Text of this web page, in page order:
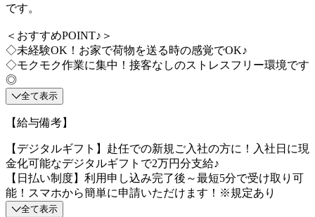
です。
＜おすすめPOINT♪＞
◇未経験OK！お家で荷物を送る時の感覚でOK♪
◇モクモク作業に集中！接客なしのストレスフリー環境です
◎
全て表示
【給与備考】
【デジタルギフト】赴任での新規ご入社の方に！入社日に現
金化可能なデジタルギフトで2万円分支給♪
【日払い制度】利用申し込み完了後～最短5分で受け取り可
能！スマホから簡単に申請いただけます！※規定あり
全て表示